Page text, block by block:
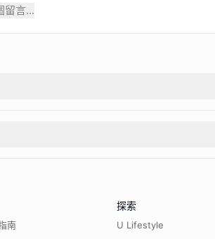
留言...
南
探索
U Lifestyle